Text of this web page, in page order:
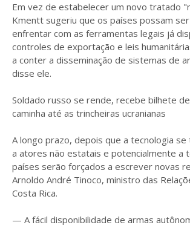
Em vez de estabelecer um novo tratado
Kmentt sugeriu que os países possam
enfrentar com as ferramentas legais já
controles de exportação e leis
a conter a disseminação de sistemas de
disse ele.
Soldado russo se rende, recebe bilhete
caminha até as trincheiras ucranianas
A longo prazo, depois que a tecnologia
a atores não estatais e potencialmente a
países serão forçados a escrever novas
Arnoldo André Tinoco, ministro das
Costa Rica.
— A fácil disponibilidade de armas